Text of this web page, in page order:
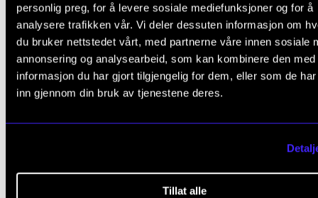
personlig preg, for å levere sosiale mediefunksjoner og for å
analysere trafikken vår. Vi deler dessuten informasjon om
du bruker nettstedet vårt, med partnerne våre innen sosiale
annonsering og analysearbeid, som kan kombinere den med
informasjon du har gjort tilgjengelig for dem, eller som de
inn gjennom din bruk av tjenestene deres.
Tillat alle
d
b
l
a
Styremøte 6. juni 2024
Styremøte 7. mars 2024
Styremøte 7. desember 2023
Styremøte 12. oktober 2023
Styremøte 8. juni 2023